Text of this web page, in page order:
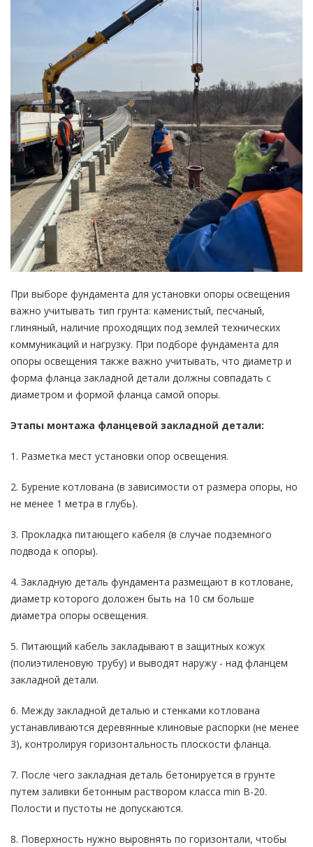
При выборе фундамента для установки опоры освещения
важно учитывать тип грунта: каменистый, песчаный,
глиняный, наличие проходящих под землей технических
коммуникаций и нагрузку. При подборе фундамента для
опоры освещения также важно учитывать, что диаметр и
форма фланца закладной детали должны совпадать с
диаметром и формой фланца самой опоры.
Этапы монтажа фланцевой закладной детали:
1. Разметка мест установки опор освещения.
2. Бурение котлована (в зависимости от размера опоры, но
не менее 1 метра в глубь).
3. Прокладка питающего кабеля (в случае подземного
подвода к опоры).
4. Закладную деталь фундамента размещают в котловане,
диаметр которого доложен быть на 10 см больше
диаметра опоры освещения.
5. Питающий кабель закладывают в защитных кожух
(полиэтиленовую трубу) и выводят наружу - над фланцем
закладной детали.
6. Между закладной деталью и стенками котлована
устанавливаются деревянные клиновые распорки (не менее
3), контролируя горизонтальность плоскости фланца.
7. После чего закладная деталь бетонируется в грунте
путем заливки бетонным раствором класса min В-20.
Полости и пустоты не допускаются.
8. Поверхность нужно выровнять по горизонтали, чтобы